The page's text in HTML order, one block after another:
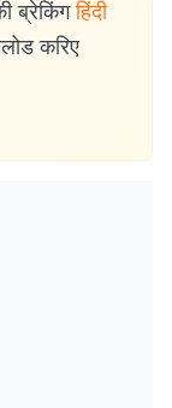
ब्रेकिंग हिंदी
करिए